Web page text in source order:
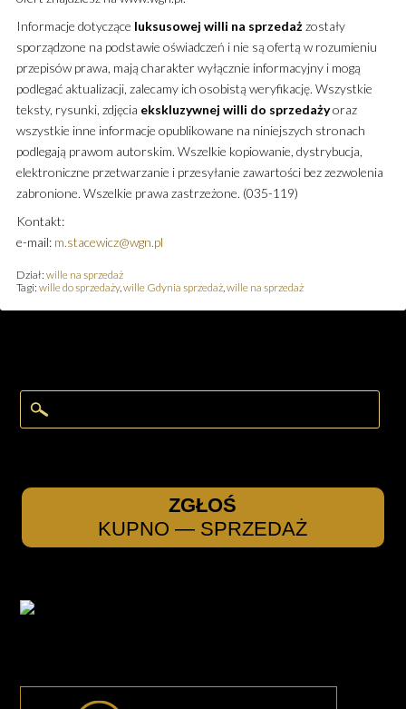
Informacje dotyczące luksusowej willi na sprzedażzostały
sporządzone na podstawie oświadczeń i nie są ofertą w rozumieniu
przepisów prawa, mają charakter wyłącznie informacyjny i mogą
podlegać aktualizacji, zalecamy ich osobistą weryfikację. Wszystkie
teksty, rysunki, zdjęcia ekskluzywnej willi do sprzedażyoraz
wszystkie inne informacje opublikowane na niniejszych stronach
podlegają prawom autorskim. Wszelkie kopiowanie, dystrybucja,
elektroniczne przetwarzanie i przesyłanie zawartości bez zezwolenia
zabronione. Wszelkie prawa zastrzeżone. (035-119)
Kontakt:
e-mail: m.stacewicz@wgn.pl
Dział: wille na sprzedaż
Tagi: wille do sprzedaży, wille Gdynia sprzedaż, wille na sprzedaż
ZGŁOŚ
KUPNO — SPRZEDAŻ